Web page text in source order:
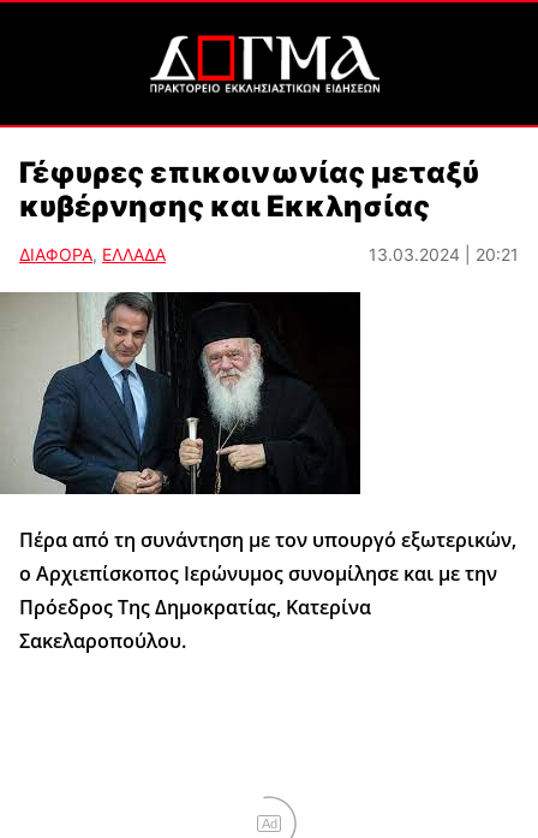
Γέφυρες επικοινωνίας μεταξύ
κυβέρνησης και Εκκλησίας
ΔΙΑΦΟΡΑ, ΕΛΛΑΔΑ 13.03.2024 | 20:21
Πέρα από τη συνάντηση με τον υπουργό εξωτερικών,
ο Αρχιεπίσκοπος Ιερώνυμος συνομίλησε και με την
Πρόεδρος Της Δημοκρατίας, Κατερίνα
Σακελαροπούλου.
Ad